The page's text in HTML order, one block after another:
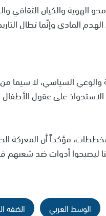
الهوية والكيان الثقافي
المادي وإنّما تطال
والوعي السياسي، لا سيما
الاستحواذ على عقول
مؤكداً أن المعركة
ليصبحوا أدوات ضد
الوسط العربي
الضفة